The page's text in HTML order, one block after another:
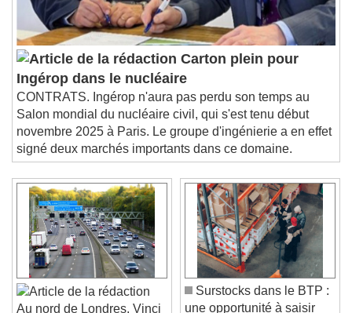
Carton plein pour
Ingérop dans le nucléaire
CONTRATS. Ingérop n'aura pas perdu son temps au
Salon mondial du nucléaire civil, qui s'est tenu début
novembre 2025 à Paris. Le groupe d'ingénierie a en effet
signé deux marchés importants dans ce domaine.
Surstocks dans le BTP :